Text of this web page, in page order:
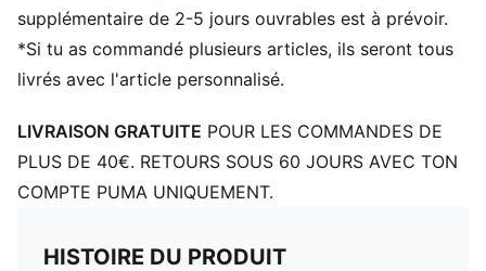
supplémentaire de 2-5 jours ouvrables est à prévoir.
*Si tu as commandé plusieurs articles, ils seront tous
livrés avec l'article personnalisé.
LIVRAISON GRATUITE POUR LES COMMANDES DE
PLUS DE 40€. RETOURS SOUS 60 JOURS AVEC TON
COMPTE PUMA UNIQUEMENT.
HISTOIRE DU PRODUIT